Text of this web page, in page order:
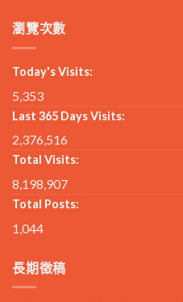
瀏覽次數
Today's Visits:
5,353
Last 365 Days Visits:
2,376,516
Total Visits:
8,198,907
Total Posts:
1,044
長期徵稿